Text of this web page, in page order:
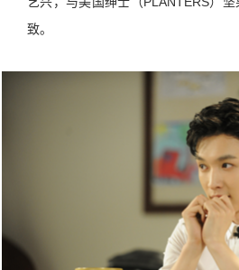
致。